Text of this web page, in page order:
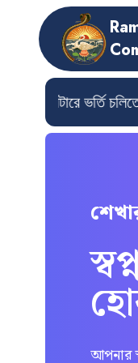
সেন্টারে ভর্তি
আপনার